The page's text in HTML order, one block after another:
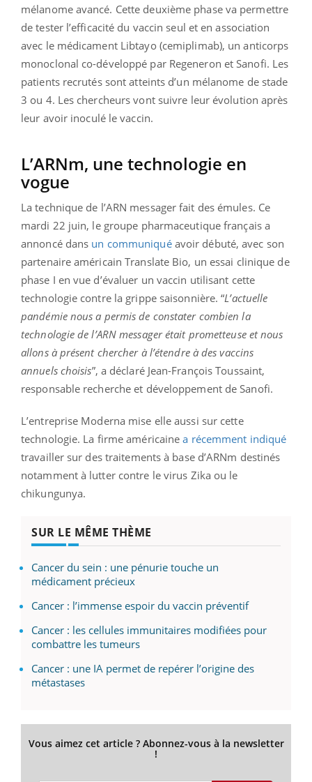
mélanome avancé. Cette deuxième phase va permettre
de tester l’efficacité du vaccin seul et en association
avec le médicament Libtayo (cemiplimab), un anticorps
monoclonal co-développé par Regeneron et Sanofi. Les
patients recrutés sont atteints d’un mélanome de stade
3 ou 4. Les chercheurs vont suivre leur évolution après
leur avoir inoculé le vaccin.
L’ARNm, une technologie en
vogue
La technique de l’ARN messager fait des émules. Ce
mardi 22 juin, le groupe pharmaceutique français a
annoncé dans un communiquéavoir débuté, avec son
partenaire américain Translate Bio, un essai clinique de
phase I en vue d’évaluer un vaccin utilisant cette
technologie contre la grippe saisonnière. “L’actuelle
pandémie nous a permis de constater combien la
technologie de l’ARN messager était prometteuse et nous
allons à présent chercher à l’étendre à des vaccins
annuels choisis”, a déclaré Jean-François Toussaint,
responsable recherche et développement de Sanofi.
L’entreprise Moderna mise elle aussi sur cette
technologie. La firme américainea récemment indiqué
travailler sur des traitements à base d’ARNm destinés
notamment à lutter contre le virus Zika ou le
chikungunya.
SUR LE MÊME THÈME
Cancer du sein : une pénurie touche un
médicament précieux
Cancer : l’immense espoir du vaccin préventif
Cancer : les cellules immunitaires modifiées pour
combattre les tumeurs
Cancer : une IA permet de repérer l’origine des
métastases
Vous aimez cet article ? Abonnez-vous à la newsletter
!